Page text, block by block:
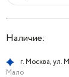
Наличие:
г. Москва, ул.
Мало